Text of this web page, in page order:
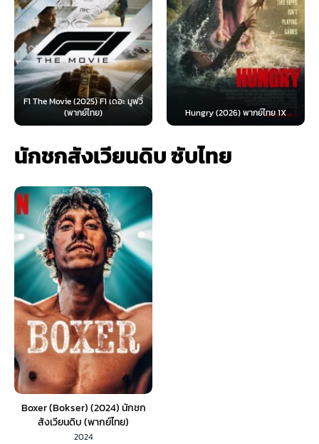
F1 The Movie (2025) F1 เดอะ มูฟวี่
(พากย์ไทย)
Hungry (2026) พากย์ไทย 1X
นักชกสังเวียนดิบ ซับไทย
Boxer (Bokser) (2024) นักชก
สังเวียนดิบ (พากย์ไทย)
2024